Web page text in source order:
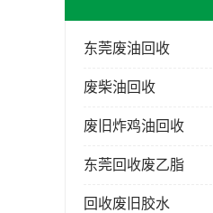
东莞废油回收
废柴油回收
废旧炸鸡油回收
东莞回收废乙脂
回收废旧胶水